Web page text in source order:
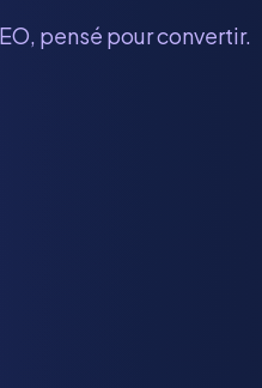
pensé pour convertir.